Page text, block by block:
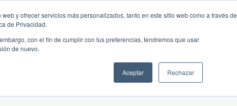
y ofrecer servicios más personalizados, tanto en este sitio web como a través de
de Privacidad.
con el fin de cumplir con tus preferencias, tendremos que usar
de nuevo.
Aceptar Rechazar